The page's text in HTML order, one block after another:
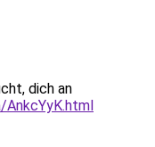
dich an